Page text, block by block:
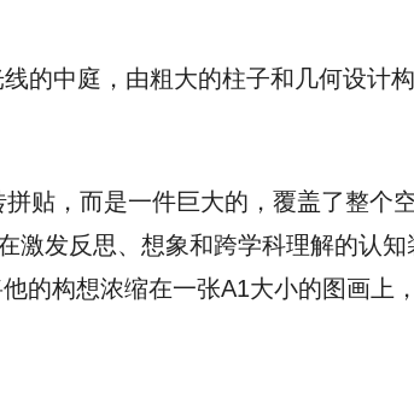
的中庭，由粗大的柱子和几何设计
贴，而是一件巨大的，覆盖了整个
激发反思、想象和跨学科理解的认
的构想浓缩在一张A1大小的图画上